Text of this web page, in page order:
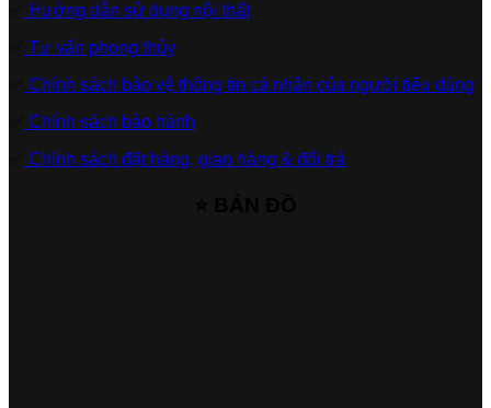
Hướng dẫn sử dụng nội thất
Tư vấn phong thủy
Chính sách bảo vệ thông tin cá nhân của người tiêu dùng
Chính sách bảo hành
Chính sách đặt hàng, giao hàng & đổi trả